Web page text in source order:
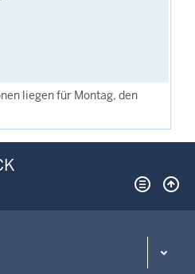
liegen für Montag, den